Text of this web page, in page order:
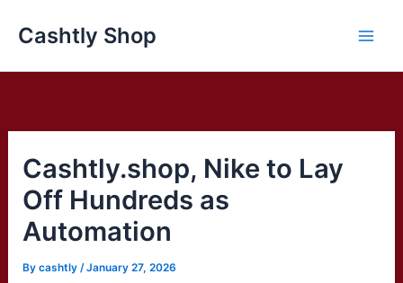
Cashtly Shop
Cashtly.shop, Nike to Lay
Off Hundreds as
Automation
Bycashtly /January 27, 2026